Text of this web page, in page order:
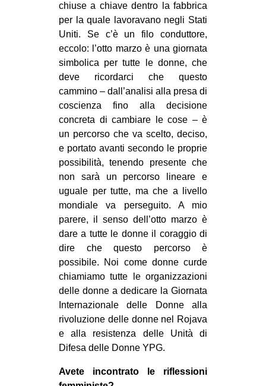
chiuse a chiave dentro la fabbrica
per la quale lavoravano negli Stati
Uniti. Se c’è un filo conduttore,
eccolo: l’otto marzo è una giornata
simbolica per tutte le donne, che
deve ricordarci che questo
cammino – dall’analisi alla presa di
coscienza fino alla decisione
concreta di cambiare le cose – è
un percorso che va scelto, deciso,
e portato avanti secondo le proprie
possibilità, tenendo presente che
non sarà un percorso lineare e
uguale per tutte, ma che a livello
mondiale va perseguito. A mio
parere, il senso dell’otto marzo è
dare a tutte le donne il coraggio di
dire che questo percorso è
possibile. Noi come donne curde
chiamiamo tutte le organizzazioni
delle donne a dedicare la Giornata
Internazionale delle Donne alla
rivoluzione delle donne nel Rojava
e alla resistenza delle Unità di
Difesa delle Donne YPG.
Avete incontrato le riflessioni